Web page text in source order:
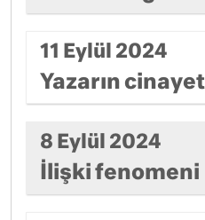
11 Eylül 2024
Yazarın
8 Eylül 2024
İlişki fenomeni